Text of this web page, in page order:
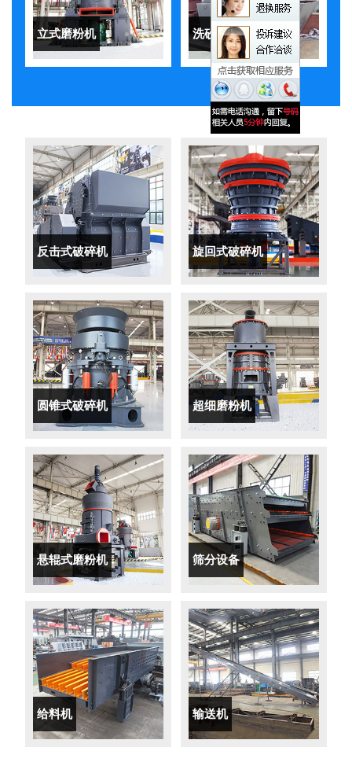
立式磨粉机 洗砂机
反击式破碎机 旋回式破碎机
圆锥式破碎机 超细磨粉机
悬辊式磨粉机 筛分设备
给料机 输送机